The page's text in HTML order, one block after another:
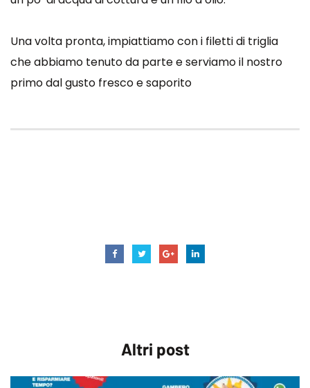
Una volta pronta, impiattiamo con i filetti di triglia
che abbiamo tenuto da parte e serviamo il nostro
primo dal gusto fresco e saporito
Altri post